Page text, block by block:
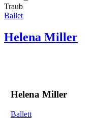
Traub
Ballet
Helena Miller
Helena Miller
Ballett